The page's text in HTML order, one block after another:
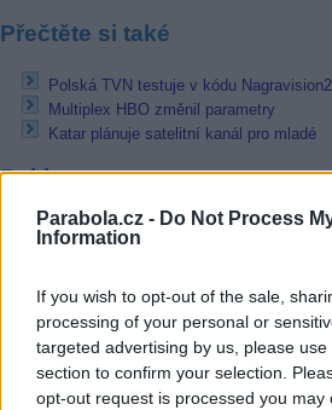
Parabola.cz - Do Not Process
Information
If you wish to opt-out of the sale,
processing of your personal or
targeted advertising by us, please
section to confirm your selection.
opt-out request is processed you may
Přečtěte si také
Polská TVN testuje v kódu Nagravision2
Multiplex HBO změnil parametry
Katar plánuje satelitní kanál pro mladé
Reklama
Pracovní nabídky
48.400 Kč • příspěvek na ubytování
07.08.2026 - Bosch Powertrain s.r.o.
48.400 Kč • náborový bonus 50.000
okres Jihlava)
07.08.2026 -Specialista pro
Klementa 869, Mladá Boleslav II)